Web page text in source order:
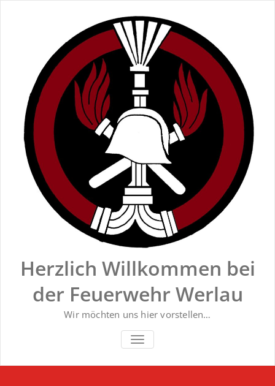
Herzlich Willkommen bei
der Feuerwehr Werlau
Wir möchten uns hier vorstellen…
NAVIGATION UMSCHALTEN